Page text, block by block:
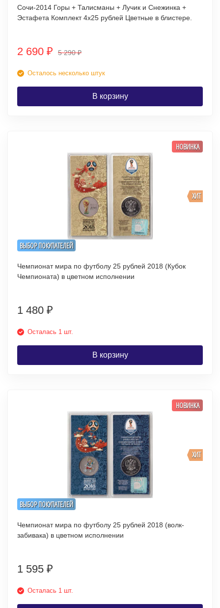
Сочи-2014 Горы + Талисманы + Лучик и Снежинка +
Эстафета Комплект 4х25 рублей Цветные в блистере.
2 690 ₽ 5 290₽
Осталось несколько штук
В корзину
ВЫБОР ПОКУПАТЕЛЕЙ
ХИТ
НОВИНКА
Чемпионат мира по футболу 25 рублей 2018 (Кубок
Чемпионата) в цветном исполнении
1 480 ₽
Осталась 1 шт.
В корзину
ВЫБОР ПОКУПАТЕЛЕЙ
ХИТ
НОВИНКА
Чемпионат мира по футболу 25 рублей 2018 (волк-
забивака) в цветном исполнении
1 595 ₽
Осталась 1 шт.